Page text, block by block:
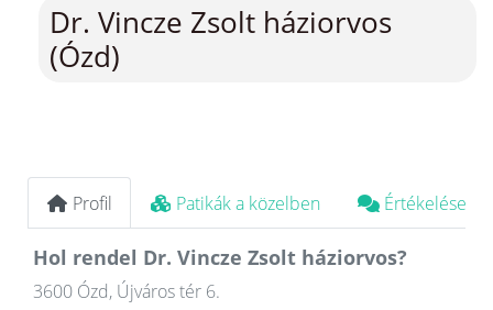
Dr. Vincze Zsolt háziorvos
(Ózd)
Profil Patikák a közelben Értékelések
Hol rendel Dr. Vincze Zsolt háziorvos?
3600 Ózd, Újváros tér 6.